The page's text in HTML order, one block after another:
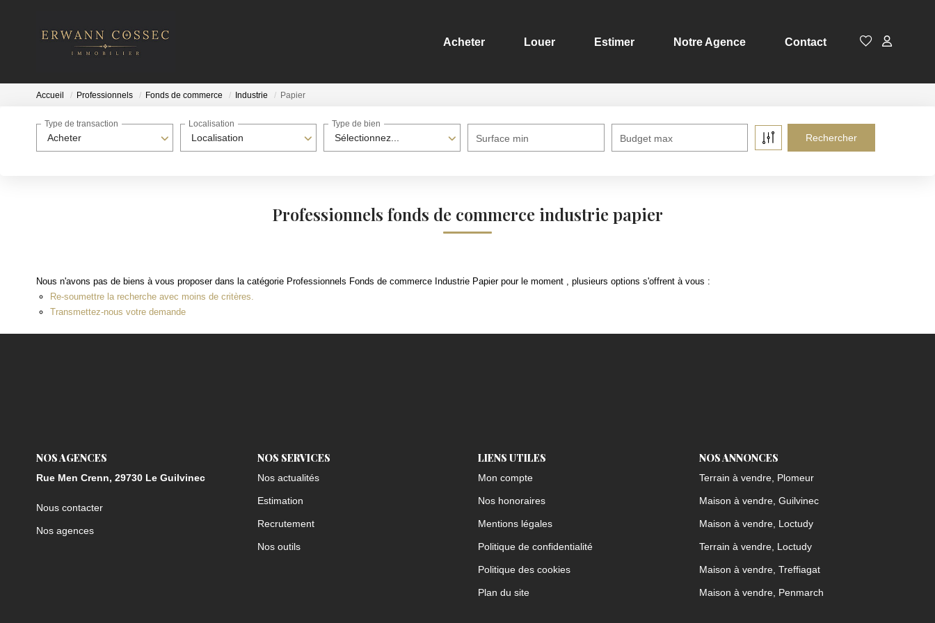
Acheter Louer Estimer Notre Agence Contact
Accueil Professionnels Fonds de commerce Industrie Papier
Acheter
Type de transaction
Localisation
Localisation
Sélectionnez...
Type de bien
Surface min Budget max
Professionnels fonds de commerce industrie papier
Nous n'avons pas de biens à vous proposer dans la catégorie Professionnels Fonds de commerce Industrie Papier pour le moment , plusieurs options s'offrent à vous :
Re-soumettre la recherche avec moins de critères.
Transmettez-nous votre demande
NOS AGENCES
Rue Men Crenn, 29730 Le Guilvinec
Nous contacter
Nos agences
NOS SERVICES
Nos actualités
Estimation
Recrutement
Nos outils
LIENS UTILES
Mon compte
Nos honoraires
Mentions légales
Politique de confidentialité
Politique des cookies
Plan du site
NOS ANNONCES
Terrain à vendre, Plomeur
Maison à vendre, Guilvinec
Maison à vendre, Loctudy
Terrain à vendre, Loctudy
Maison à vendre, Treffiagat
Maison à vendre, Penmarch